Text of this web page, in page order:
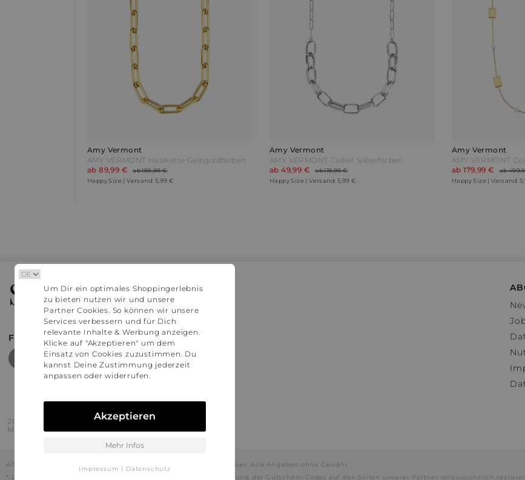
Amy Vermont
AMY VERMONT Halskette Gelbgoldfarben
ab 89,99 €
ab 199,99 €
Happy Size | Versand: 5,99 €
Amy Vermont
AMY VERMONT Collier Silberfarben
ab 49,99 €
ab 119,99 €
Happy Size | Versand: 5,99 €
Amy Vermont
ab 179,99 €
ab
Happy Size | Versand:
Stylaholic
FIND MORE INSPIRATION
2016 - 2026 © Stylaholic.
Made for you with love in munich.
Alle Preise inkl. der jeweils geltenden gesetzlichen Mehrwertsteuer. Alle Angaben ohne Gewähr.
* Die angezeigten Preise beinhalten Rabatte, die durch die Nutzung der Gutschein-Codes auf den Seiten unserer Partner voraussichtlich
Um Dir ein optimales Shoppingerlebnis
zu bieten nutzen wir und unsere
Partner Cookies. So können wir unsere
Services verbessern und für Dich
relevante Inhalte & Werbung anzeigen.
Klicke auf "Akzeptieren" um dem
Einsatz von Cookies zuzustimmen. Du
kannst Deine Zustimmung jederzeit
anpassen oder widerrufen.
Akzeptieren
Mehr Infos
Impressum | Datenschutz